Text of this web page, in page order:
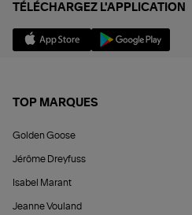
TÉLÉCHARGEZ L'APPLICATION
TOP MARQUES
Golden Goose
Jérôme Dreyfuss
Isabel Marant
Jeanne Vouland